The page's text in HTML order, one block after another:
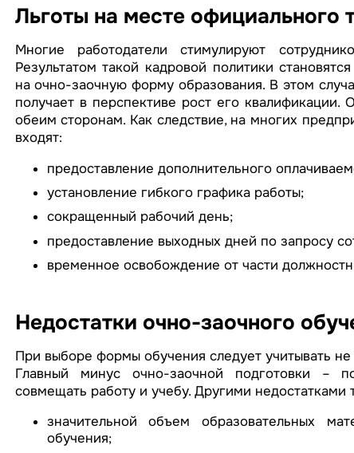
Льготы на месте официального
Многие работодатели стимулируют
Результатом такой кадровой политики
на очно-заочную форму образования. В этом
получает в перспективе рост его
обеим сторонам. Как следствие, на многих
входят:
предоставление дополнительного
установление гибкого графика работы;
сокращенный рабочий день;
предоставление выходных дней по запросу
временное освобождение от части
Недостатки очно-заочного
При выборе формы обучения следует учитывать
Главный минус очно-заочной подготовки –
совмещать работу и учебу. Другими
значительной объем образовательных
обучения;